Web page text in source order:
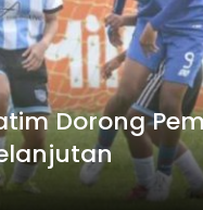
Dorong